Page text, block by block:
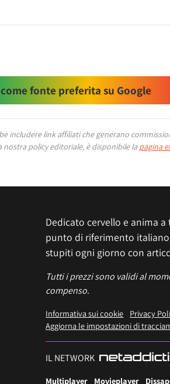
fonte preferita su Google
includere link affiliati che generano
nostra policy editoriale, è disponibile la pagina
Dedicato cervello e anima
punto di riferimento
stupiti ogni giorno con
Tutti i prezzi sono validi al
compenso.
Informativa sui cookie Privacy
Aggiorna le impostazioni di
IL NETWORK
Multiplayer Movieplayer